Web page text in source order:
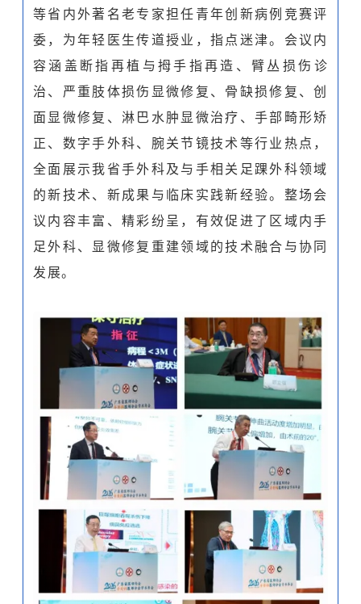
等省内外著名老专家担任青年创新病例竞赛评
委，为年轻医生传道授业，指点迷津。会议内
容涵盖断指再植与拇手指再造、臂丛损伤诊
治、严重肢体损伤显微修复、骨缺损修复、创
面显微修复、淋巴水肿显微治疗、手部畸形矫
正、数字手外科、腕关节镜技术等行业热点，
全面展示我省手外科及与手相关足踝外科领域
的新技术、新成果与临床实践新经验。整场会
议内容丰富、精彩纷呈，有效促进了区域内手
足外科、显微修复重建领域的技术融合与协同
发展。